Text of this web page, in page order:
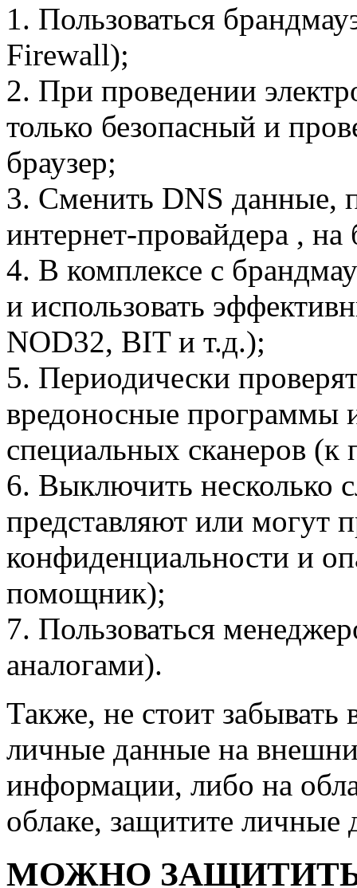
1. Пользоваться
Firewall);
2. При проведении
только безопасный и
браузер;
3. Сменить DNS данные,
интернет-провайдера , на
4. В комплексе с
и использовать
NOD32, BIT и т.д.);
5. Периодически
вредоносные
специальных сканеров
6. Выключить несколько
представляют или могут
конфиденциальности и
помощник);
7. Пользоваться
аналогами).
Также, не стоит забывать
личные данные на
информации, либо на
облаке, защитите личные
МОЖНО ЗАЩИТИТЬ